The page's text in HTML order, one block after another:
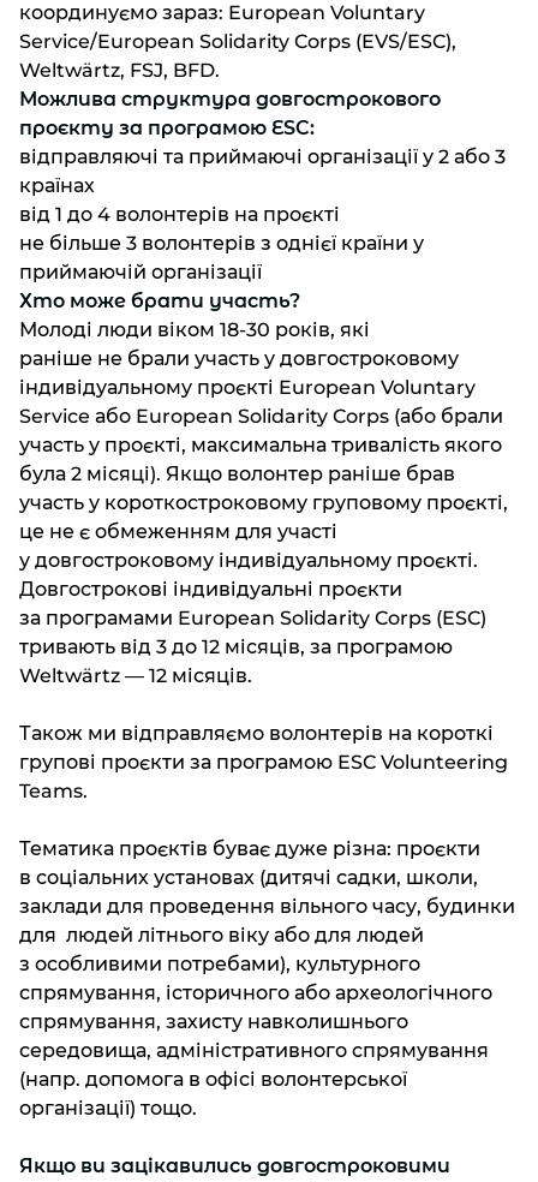
координуємо зараз: European Voluntary
Service/European Solidarity Corps (EVS/ESC),
Weltwärtz, FSJ, BFD.
Можлива структура довгострокового
проєкту за програмою ESC:
відправляючі та приймаючі організації у 2 або 3
країнах
від 1 до 4 волонтерів на проєкті
не більше 3 волонтерів з однієї країни у
приймаючій організації
Хто може брати участь?
Молоді люди віком 18-30 років, які
раніше не брали участь у довгостроковому
індивідуальному проєкті European Voluntary
Service або European Solidarity Corps (або брали
участь у проєкті, максимальна тривалість якого
була 2 місяці). Якщо волонтер раніше брав
участь у короткостроковому груповому проєкті,
це не є обмеженням для участі
у довгостроковому індивідуальному проєкті.
Довгострокові індивідуальні проєкти
за програмами European Solidarity Corps (ESC)
тривають від 3 до 12 місяців, за програмою
Weltwärtz — 12 місяців.
Також ми відправляємо волонтерів на короткі
групові проєкти за програмою ESC Volunteering
Teams.
Тематика проєктів буває дуже різна: проєкти
в соціальних установах (дитячі садки, школи,
заклади для проведення вільного часу, будинки
для людей літнього віку або для людей
з особливими потребами), культурного
спрямування, історичного або археологічного
спрямування, захисту навколишнього
середовища, адміністративного спрямування
(напр. допомога в офісі волонтерської
організації) тощо.
Якщо ви зацікавились довгостроковими